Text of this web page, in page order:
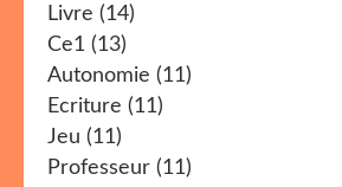
Livre (14)
Ce1 (13)
Autonomie (11)
Ecriture (11)
Jeu (11)
Professeur (11)